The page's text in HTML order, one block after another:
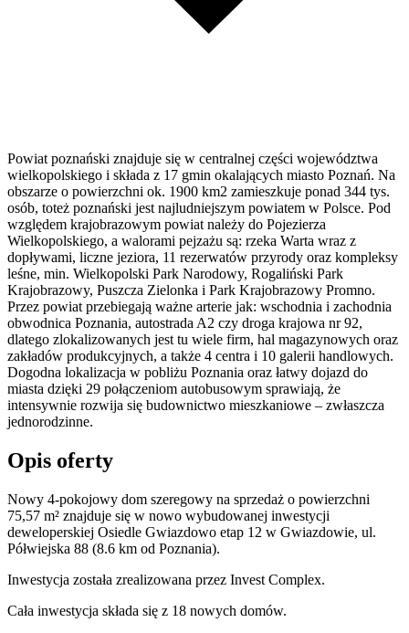
Powiat poznański znajduje się w centralnej części województwa
wielkopolskiego i składa z 17 gmin okalających miasto Poznań. Na
obszarze o powierzchni ok. 1900 km2 zamieszkuje ponad 344 tys.
osób, toteż poznański jest najludniejszym powiatem w Polsce. Pod
względem krajobrazowym powiat należy do Pojezierza
Wielkopolskiego, a walorami pejzażu są: rzeka Warta wraz z
dopływami, liczne jeziora, 11 rezerwatów przyrody oraz kompleksy
leśne, min. Wielkopolski Park Narodowy, Rogaliński Park
Krajobrazowy, Puszcza Zielonka i Park Krajobrazowy Promno.
Przez powiat przebiegają ważne arterie jak: wschodnia i zachodnia
obwodnica Poznania, autostrada A2 czy droga krajowa nr 92,
dlatego zlokalizowanych jest tu wiele firm, hal magazynowych oraz
zakładów produkcyjnych, a także 4 centra i 10 galerii handlowych.
Dogodna lokalizacja w pobliżu Poznania oraz łatwy dojazd do
miasta dzięki 29 połączeniom autobusowym sprawiają, że
intensywnie rozwija się budownictwo mieszkaniowe – zwłaszcza
jednorodzinne.
Opis oferty
Nowy 4-pokojowy dom szeregowy na sprzedaż o powierzchni
75,57 m² znajduje się w nowo wybudowanej inwestycji
deweloperskiej Osiedle Gwiazdowo etap 12 w Gwiazdowie, ul.
Półwiejska 88 (8.6 km od Poznania).
Inwestycja została zrealizowana przez Invest Complex.
Cała inwestycja składa się z 18 nowych domów.